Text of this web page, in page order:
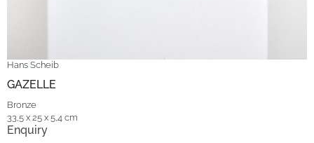
Hans Scheib
GAZELLE
Bronze
33,5 x 25 x 5,4 cm
Enquiry